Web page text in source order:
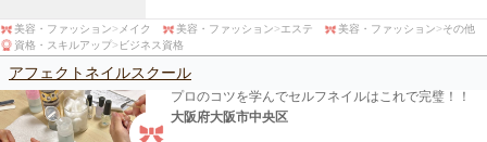
美容・ファッション> メイク 美容・ファッション>エステ 美容・ファッション>その他
資格・スキルアップ> ビジネス資格
アフェクトネイルスクール
プロのコツを学んでセルフネイルはこれで完璧！！
大阪府大阪市中央区